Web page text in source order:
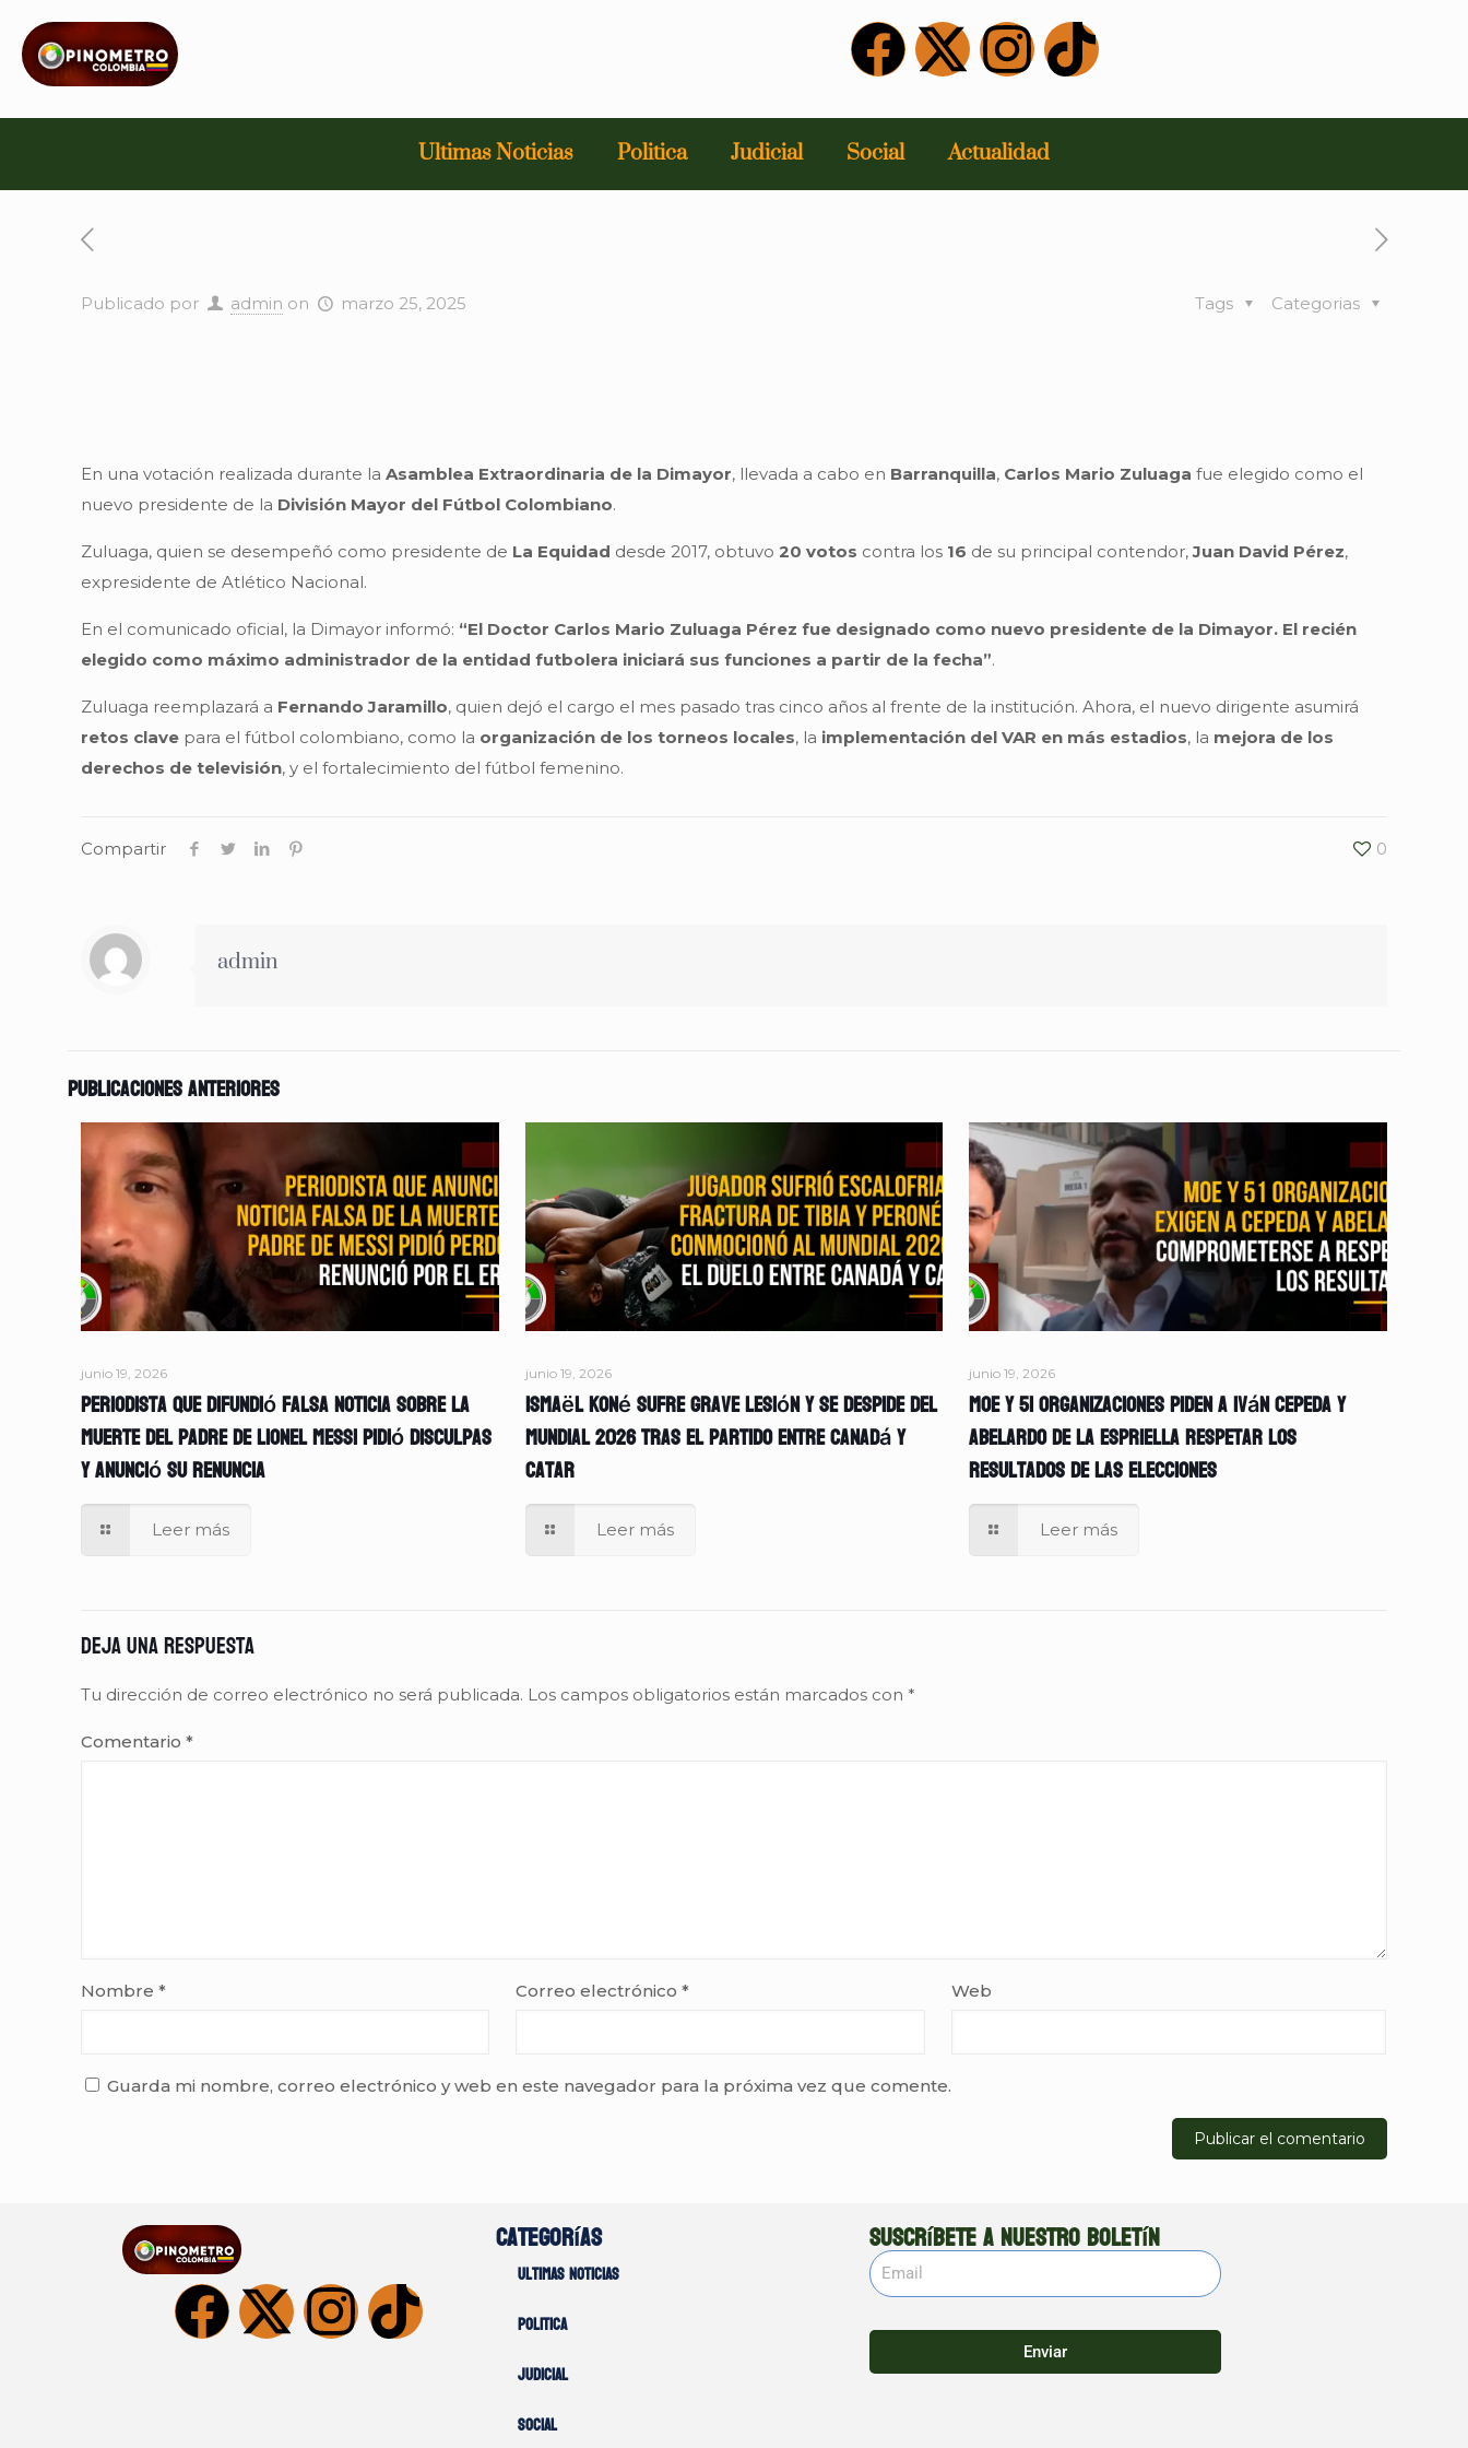
Ultimas Noticias Politica Judicial Social Actualidad
Publicado por admin on marzo 25, 2025 Categorias
Tags
En una votación realizada durante laAsamblea Extraordinaria de la Dimayor, llevada a cabo en Barranquilla, Carlos Mario Zuluaga fue elegido como el
nuevo presidente de la División Mayor del Fútbol Colombiano.
Zuluaga, quien se desempeñó como presidente de La Equidad desde 2017, obtuvo20 votos contra los 16 de su principal contendor,Juan David Pérez,
expresidente de Atlético Nacional.
En el comunicado oficial, la Dimayor informó: “El Doctor Carlos Mario Zuluaga Pérez fue designado como nuevo presidente de la Dimayor. El recién
elegido como máximo administrador de la entidad futbolera iniciará sus funciones a partir de la fecha”.
Zuluaga reemplazará a Fernando Jaramillo, quien dejó el cargo el mes pasado tras cinco años al frente de la institución. Ahora, el nuevo dirigente asumirá
retos clave para el fútbol colombiano, como la organización de los torneos locales, la implementación del VAR en más estadios, la mejora de los
derechos de televisión, y el fortalecimiento del fútbol femenino.
Compartir 0
admin
Publicaciones anteriores
junio 19, 2026
Periodista que difundió falsa noticia sobre la
muerte del padre de Lionel Messi pidió disculpas
y anunció su renuncia
Leer más
junio 19, 2026
Ismaël Koné sufre grave lesión y se despide del
Mundial 2026 tras el partido entre Canadá y
Catar
Leer más
junio 19, 2026
MOE y 51 organizaciones piden a Iván Cepeda y
Abelardo de la Espriella respetar los
resultados de las elecciones
Leer más
Deja una respuesta
Tu dirección de correo electrónico no será publicada. Los campos obligatorios están marcados con *
Comentario *
Nombre * Correo electrónico* Web
Guarda mi nombre, correo electrónico y web en este navegador para la próxima vez que comente.
Categorías
Ultimas noticias
Politica
Judicial
Social
Suscríbete a nuestro boletín
Enviar